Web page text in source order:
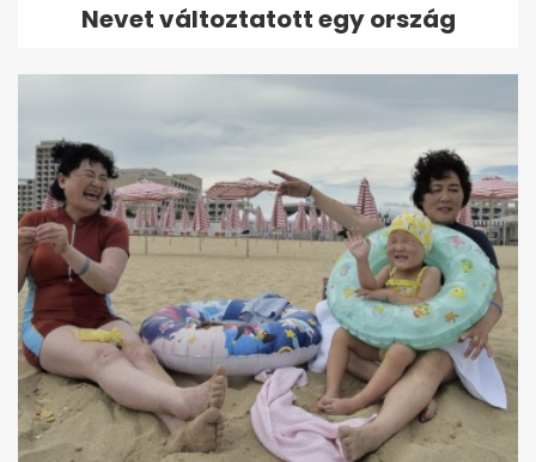
Nevet változtatott egy ország